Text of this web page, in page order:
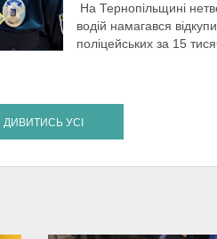
На Тернопільщині
водій намагався
поліцейських за 15
ДИВИТИСЬ УСІ